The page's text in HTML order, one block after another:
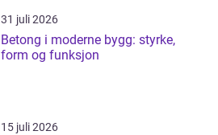
31 juli 2026
Betong i moderne bygg: styrke,
form og funksjon
15 juli 2026